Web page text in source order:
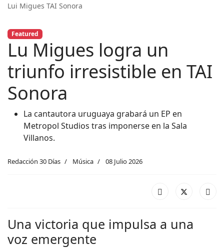
Lui Migues TAI Sonora
Featured
Lu Migues logra un
triunfo irresistible en TAI
Sonora
La cantautora uruguaya grabará un EP en
Metropol Studios tras imponerse en la Sala
Villanos.
Redacción 30 Días Música 08 Julio 2026
Una victoria que impulsa a una
voz emergente